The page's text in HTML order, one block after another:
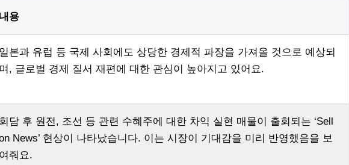
내용
일본과 유럽 등 국제 사회에도 상당한 경제적 파장을 가져올 것으로 예상되
며, 글로벌 경제 질서 재편에 대한 관심이 높아지고 있어요.
회담 후 원전, 조선 등 관련 수혜주에 대한 차익 실현 매물이 출회되는 ‘Sell
News’ 현상이 나타났습니다. 이는 시장이 기대감을 미리 반영했음을 보
여줘요.